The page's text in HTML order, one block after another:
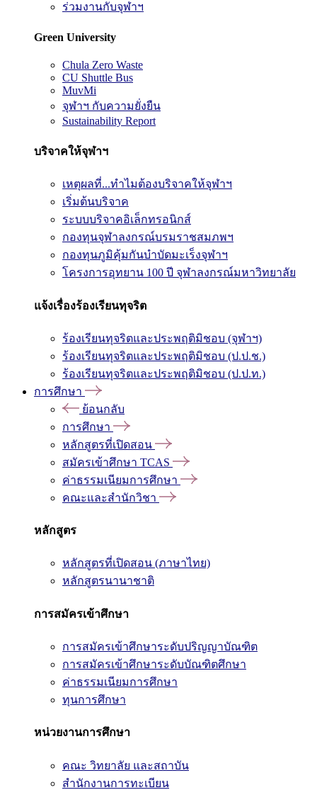
ร่วมงานกับจุฬาฯ
Green University
Chula Zero Waste
CU Shuttle Bus
MuvMi
จุฬาฯ กับความยั่งยืน
Sustainability Report
บริจาคให้จุฬาฯ
เหตุผลที่...ทำไมต้องบริจาคให้จุฬาฯ
เริ่มต้นบริจาค
ระบบบริจาคอิเล็กทรอนิกส์
กองทุนจุฬาลงกรณ์บรมราชสมภพฯ
กองทุนภูมิคุ้มกันบำบัดมะเร็งจุฬาฯ
โครงการอุทยาน 100 ปี จุฬาลงกรณ์มหาวิทยาลัย
แจ้งเรื่องร้องเรียนทุจริต
ร้องเรียนทุจริตและประพฤติมิชอบ (จุฬาฯ)
ร้องเรียนทุจริตและประพฤติมิชอบ (ป.ป.ช.)
ร้องเรียนทุจริตและประพฤติมิชอบ (ป.ป.ท.)
การศึกษา
ย้อนกลับ
การศึกษา
หลักสูตรที่เปิดสอน
สมัครเข้าศึกษา TCAS
ค่าธรรมเนียมการศึกษา
คณะและสำนักวิชา
หลักสูตร
หลักสูตรที่เปิดสอน (ภาษาไทย)
หลักสูตรนานาชาติ
การสมัครเข้าศึกษา
การสมัครเข้าศึกษาระดับปริญญาบัณฑิต
การสมัครเข้าศึกษาระดับบัณฑิตศึกษา
ค่าธรรมเนียมการศึกษา
ทุนการศึกษา
หน่วยงานการศึกษา
คณะ วิทยาลัย และสถาบัน
สำนักงานการทะเบียน